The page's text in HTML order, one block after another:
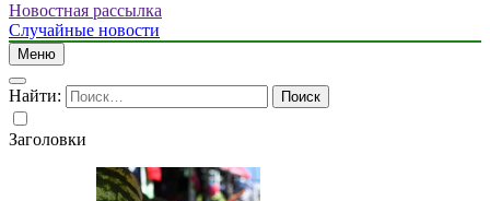
Новостная рассылка
Случайные новости
Меню
Найти:
Заголовки